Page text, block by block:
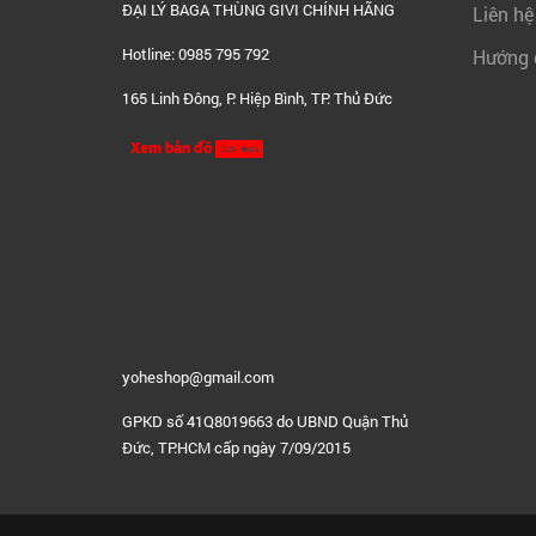
ĐẠI LÝ BAGA THÙNG GIVI CHÍNH HÃNG
Hotline: 0985 795 792
165 Linh Đông, P. Hiệp Bình, TP. Thủ Đức
Xem bản đồ
yoheshop@gmail.com
GPKD số 41Q8019663 do UBND Quận Thủ
Đức, TP.HCM cấp ngày 7/09/2015
Liên
Hướng